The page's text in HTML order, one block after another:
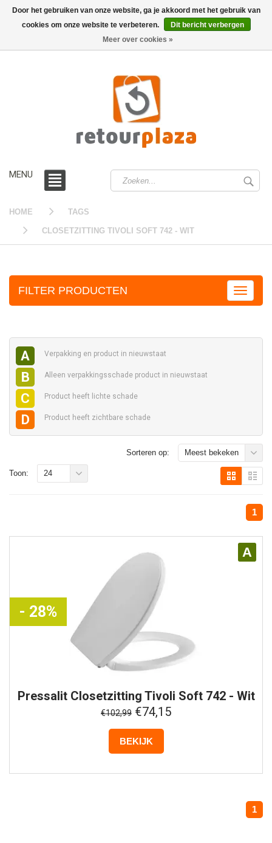
MENU
HOME TAGS
CLOSETZITTING TIVOLI SOFT 742 - WIT
FILTER PRODUCTEN
A Verpakking en product in nieuwstaat
B Alleen verpakkingsschade product in nieuwstaat
C Product heeft lichte schade
D Product heeft zichtbare schade
Sorteren op: Meest bekeken
1
Toon: 24
A
- 28%
PressalitClosetzitting Tivoli Soft 742 - Wit
€102,99 €74,15
BEKIJK
1
Door het gebruiken van onze website, ga je akkoord met het gebruik van
cookies om onze website te verbeteren.
Dit bericht verbergen
Meer over cookies »